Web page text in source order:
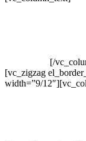
[/
[vc_zigzag
width=”9/